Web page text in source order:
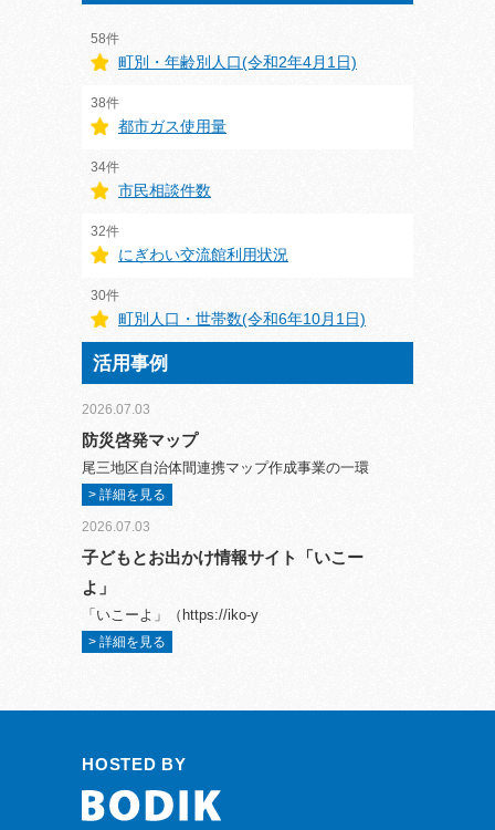
58件
町別・年齢別人口(令和2年4月1日)
38件
都市ガス使用量
34件
市民相談件数
32件
にぎわい交流館利用状況
30件
町別人口・世帯数(令和6年10月1日)
活用事例
2026.07.03
防災啓発マップ
尾三地区自治体間連携マップ作成事業の一環
> 詳細を見る
2026.07.03
子どもとお出かけ情報サイト「いこー
よ」
「いこーよ」（https://iko-y
> 詳細を見る
HOSTED BY